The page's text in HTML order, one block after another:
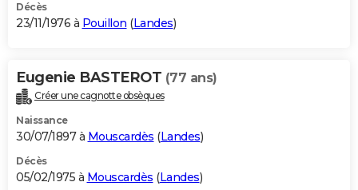
Décès
23/11/1976 à Pouillon (Landes)
Eugenie BASTEROT (77 ans)
Créer une cagnotte obsèques
Naissance
30/07/1897 à Mouscardès (Landes)
Décès
05/02/1975 à Mouscardès (Landes)